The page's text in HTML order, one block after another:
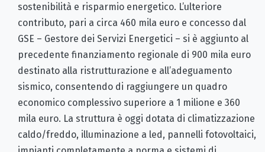
sostenibilità e risparmio energetico. L’ulteriore
contributo, pari a circa 460 mila euro e concesso dal
GSE – Gestore dei Servizi Energetici – si è aggiunto al
precedente finanziamento regionale di 900 mila euro
destinato alla ristrutturazione e all’adeguamento
sismico, consentendo di raggiungere un quadro
economico complessivo superiore a 1 milione e 360
mila euro. La struttura è oggi dotata di climatizzazione
caldo/freddo, illuminazione a led, pannelli fotovoltaici,